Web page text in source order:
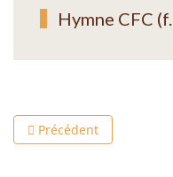
Hymne CFC
Article précédent :
Précédent